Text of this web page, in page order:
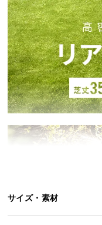
す
シ
ョ
ッ
ピ
ン
グ
ガ
支
サイズ・素材